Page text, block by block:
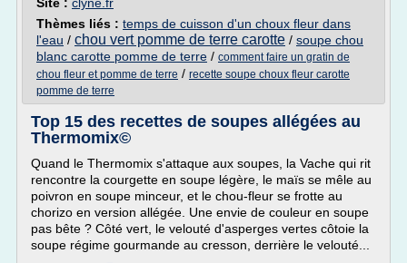
Thèmes liés : temps de cuisson d'un choux fleur dans
l'eau / chou vert pomme de terre carotte / soupe chou
blanc carotte pomme de terre / comment faire un gratin de
chou fleur et pomme de terre / recette soupe choux fleur carotte
pomme de terre
Top 15 des recettes de soupes allégées au
Thermomix©
Quand le Thermomix s'attaque aux soupes, la Vache qui rit
rencontre la courgette en soupe légère, le maïs se mêle au
poivron en soupe minceur, et le chou-fleur se frotte au
chorizo en version allégée. Une envie de couleur en soupe
pas bête ? Côté vert, le velouté d'asperges vertes côtoie la
soupe régime gourmande au cresson, derrière le velouté...